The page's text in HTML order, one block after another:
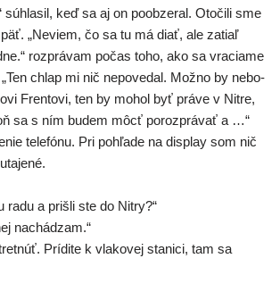
súhla­sil, keď sa aj on poob­ze­ral. Otočili sme
„Neviem, čo sa tu má diať, ale zatiaľ
roz­prá­vam počas toho, ako sa vra­cia­me
chlap mi nič nepo­ve­dal. Možno by nebo­
Frentovi, ten by mohol byť prá­ve v Nitre,
sa s ním budem môcť poroz­prá­vať a …“
tele­fó­nu. Pri pohľa­de na disp­lay som nič
radu a priš­li ste do Nitry?“
nachádzam.“
Prídite k vla­ko­vej sta­ni­ci, tam sa